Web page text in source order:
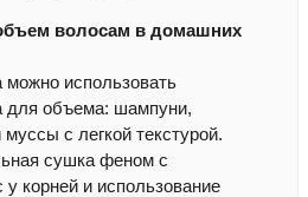
волосам в домашних
использовать
для объема: шампуни,
с легкой текстурой.
сушка феном с
корней и использование